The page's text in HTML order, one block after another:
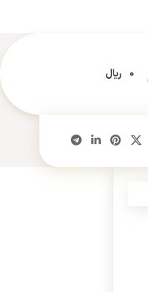
0 ریال